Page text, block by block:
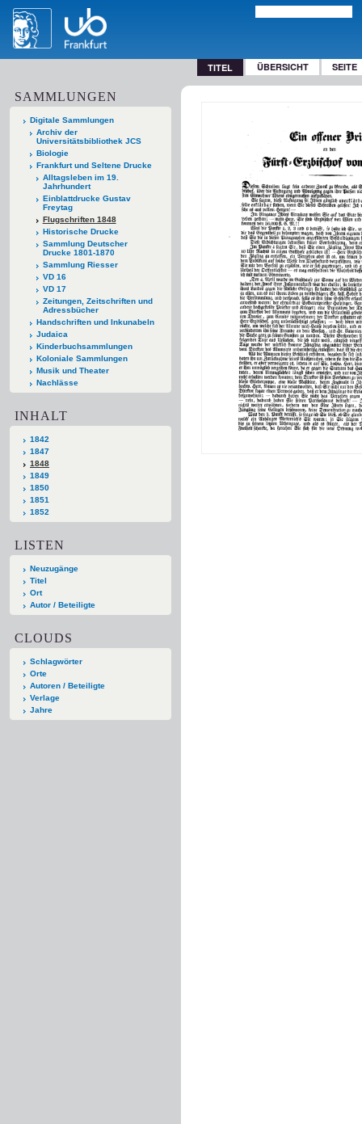
TITEL ÜBERSICHT SEITE
SAMMLUNGEN
Digitale Sammlungen
Archiv der
Universitätsbibliothek JCS
Biologie
Frankfurt und Seltene Drucke
Alltagsleben im 19.
Jahrhundert
Einblattdrucke Gustav
Freytag
Flugschriften 1848
Historische Drucke
Sammlung Deutscher
Drucke 1801-1870
Sammlung Riesser
VD 16
VD 17
Zeitungen, Zeitschriften und
Adressbücher
Handschriften und Inkunabeln
Judaica
Kinderbuchsammlungen
Koloniale Sammlungen
Musik und Theater
Nachlässe
INHALT
1842
1847
1848
1849
1850
1851
1852
LISTEN
Neuzugänge
Titel
Ort
Autor / Beteiligte
CLOUDS
Schlagwörter
Orte
Autoren / Beteiligte
Verlage
Jahre